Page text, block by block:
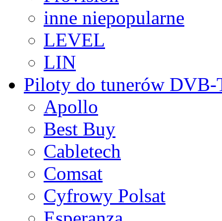
inne niepopularne
LEVEL
LIN
Piloty do tunerów DVB-
Apollo
Best Buy
Cabletech
Comsat
Cyfrowy Polsat